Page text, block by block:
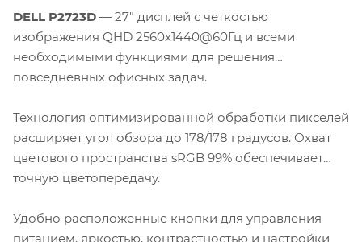
DELL P2723D — 27" дисплей с четкостью
изображения QHD 2560x1440@60Гц и всеми
необходимыми функциями для решения
повседневных офисных задач.
Технология оптимизированной обработки пикселей
расширяет угол обзора до 178/178 градусов. Охват
цветового пространства sRGB 99% обеспечивает
точную цветопередачу.
Удобно расположенные кнопки для управления
питанием, яркостью, контрастностью и настройки